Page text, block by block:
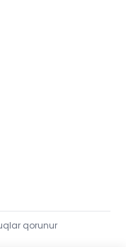
qorunur